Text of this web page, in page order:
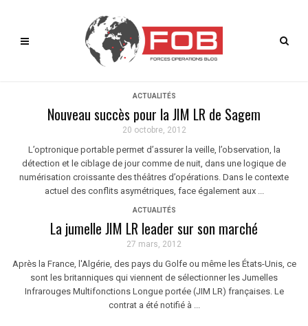
ACTUALITÉS
Nouveau succès pour la JIM LR de Sagem
20 octobre, 2012
L’optronique portable permet d’assurer la veille, l’observation, la
détection et le ciblage de jour comme de nuit, dans une logique de
numérisation croissante des théâtres d’opérations. Dans le contexte
actuel des conflits asymétriques, face également aux ...
ACTUALITÉS
La jumelle JIM LR leader sur son marché
27 mars, 2012
Après la France, l'Algérie, des pays du Golfe ou même les États-Unis, ce
sont les britanniques qui viennent de sélectionner les Jumelles
Infrarouges Multifonctions Longue portée (JIM LR) françaises. Le
contrat a été notifié à ...